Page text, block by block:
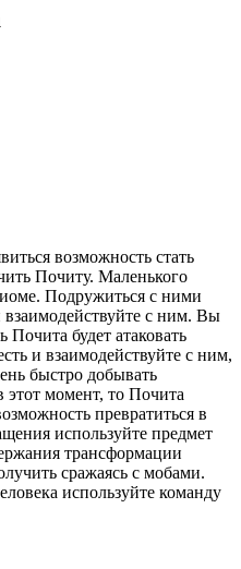
возможность стать
Почиту. Маленького
Подружиться с ними
с ним. Вы
Почита будет атаковать
и взаимодействуйте с ним,
быстро добывать
этот момент, то Почита
превратиться в
используйте предмет
трансформации
сражаясь с мобами.
используйте команду